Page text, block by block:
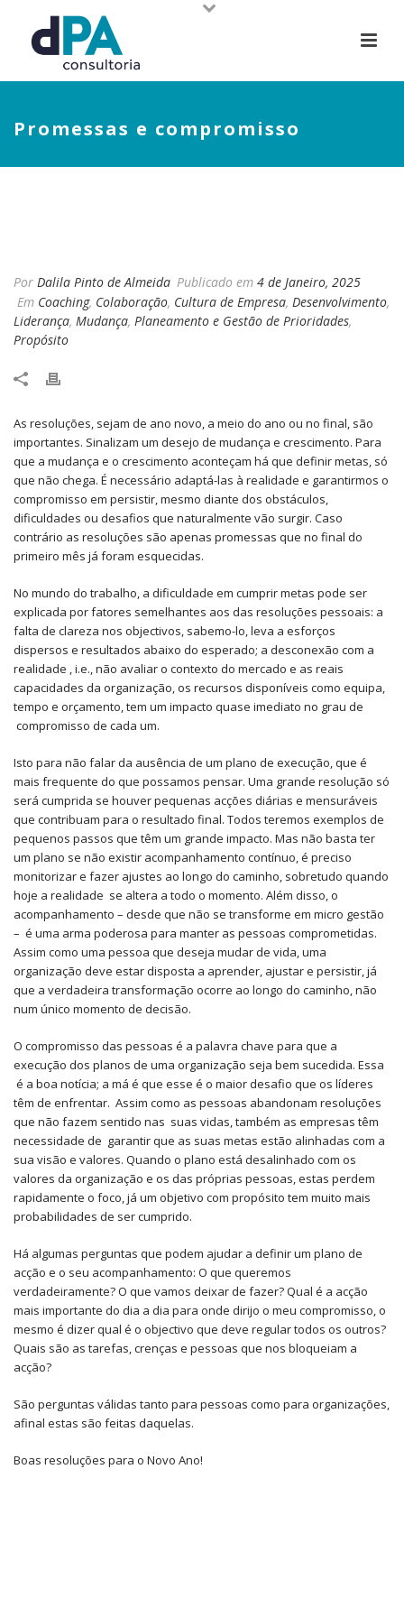
Promessas e compromisso
Por Dalila Pinto de Almeida Publicado em 4 de Janeiro, 2025
Em Coaching, Colaboração, Cultura de Empresa, Desenvolvimento,
Liderança, Mudança, Planeamento e Gestão de Prioridades,
Propósito
As resoluções, sejam de ano novo, a meio do ano ou no final, são
importantes. Sinalizam um desejo de mudança e crescimento. Para
que a mudança e o crescimento aconteçam há que definir metas, só
que não chega. É necessário adaptá-las à realidade e garantirmos o
compromisso em persistir, mesmo diante dos obstáculos,
dificuldades ou desafios que naturalmente vão surgir. Caso
contrário as resoluções são apenas promessas que no final do
primeiro mês já foram esquecidas.
No mundo do trabalho, a dificuldade em cumprir metas pode ser
explicada por fatores semelhantes aos das resoluções pessoais: a
falta de clareza nos objectivos, sabemo-lo, leva a esforços
dispersos e resultados abaixo do esperado; a desconexão com a
realidade , i.e., não avaliar o contexto do mercado e as reais
capacidades da organização, os recursos disponíveis como equipa,
tempo e orçamento, tem um impacto quase imediato no grau de
compromisso de cada um.
Isto para não falar da ausência de um plano de execução, que é
mais frequente do que possamos pensar. Uma grande resolução só
será cumprida se houver pequenas acções diárias e mensuráveis
que contribuam para o resultado final. Todos teremos exemplos de
pequenos passos que têm um grande impacto. Mas não basta ter
um plano se não existir acompanhamento contínuo, é preciso
monitorizar e fazer ajustes ao longo do caminho, sobretudo quando
hoje a realidade se altera a todo o momento. Além disso, o
acompanhamento – desde que não se transforme em micro gestão
– é uma arma poderosa para manter as pessoas comprometidas.
Assim como uma pessoa que deseja mudar de vida, uma
organização deve estar disposta a aprender, ajustar e persistir, já
que a verdadeira transformação ocorre ao longo do caminho, não
num único momento de decisão.
O compromisso das pessoas é a palavra chave para que a
execução dos planos de uma organização seja bem sucedida. Essa
é a boa notícia; a má é que esse é o maior desafio que os líderes
têm de enfrentar. Assim como as pessoas abandonam resoluções
que não fazem sentido nas suas vidas, também as empresas têm
necessidade de garantir que as suas metas estão alinhadas com a
sua visão e valores. Quando o plano está desalinhado com os
valores da organização e os das próprias pessoas, estas perdem
rapidamente o foco, já um objetivo com propósito tem muito mais
probabilidades de ser cumprido.
Há algumas perguntas que podem ajudar a definir um plano de
acção e o seu acompanhamento: O que queremos
verdadeiramente? O que vamos deixar de fazer? Qual é a acção
mais importante do dia a dia para onde dirijo o meu compromisso, o
mesmo é dizer qual é o objectivo que deve regular todos os outros?
Quais são as tarefas, crenças e pessoas que nos bloqueiam a
acção?
São perguntas válidas tanto para pessoas como para organizações,
afinal estas são feitas daquelas.
Boas resoluções para o Novo Ano!